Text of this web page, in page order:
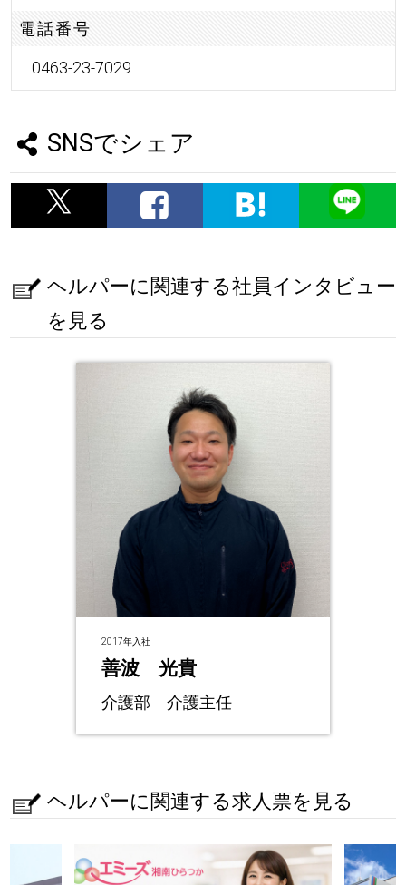
電話番号
0463-23-7029
SNSでシェア
ヘルパーに関連する社員インタビュー
を見る
2017年入社
善波 光貴
介護部 介護主任
ヘルパーに関連する求人票を見る